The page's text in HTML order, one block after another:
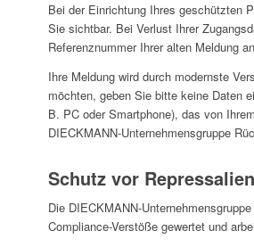
Bei der Einrichtung Ihres geschützten
Sie sichtbar. Bei Verlust Ihrer
Referenznummer Ihrer alten Meldung
Ihre Meldung wird durch modernste
möchten, geben Sie bitte keine Daten
B. PC oder Smartphone), das von
DIECKMANN-Unternehmensgruppe
Schutz vor
Die DIECKMANN-
Compliance-Verstöße gewertet und